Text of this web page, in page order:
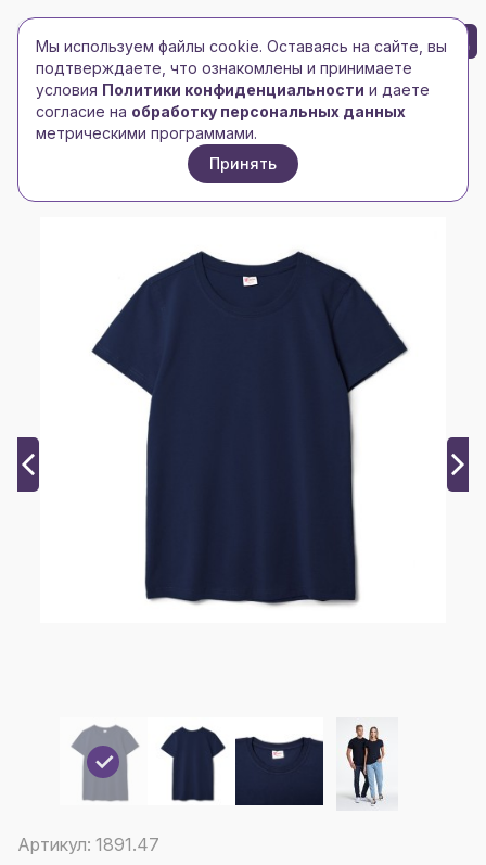
Toggle navigation
Toggle navigation
БРЕНД-ЛОГО 0
Главная/Футболки и майки/Женские футболки/
Футболка женская T-bolka Stretch Lady, кобальт
Артикул: 1891.47
Мы используем файлы cookie. Оставаясь на сайте, вы
подтверждаете, что ознакомлены и принимаете
условия Политики конфиденциальности и даете
согласие на обработку персональных данных
метрическими программами.
Принять